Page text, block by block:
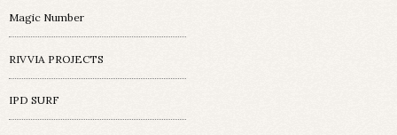
Magic Number
RIVVIA PROJECTS
IPD SURF